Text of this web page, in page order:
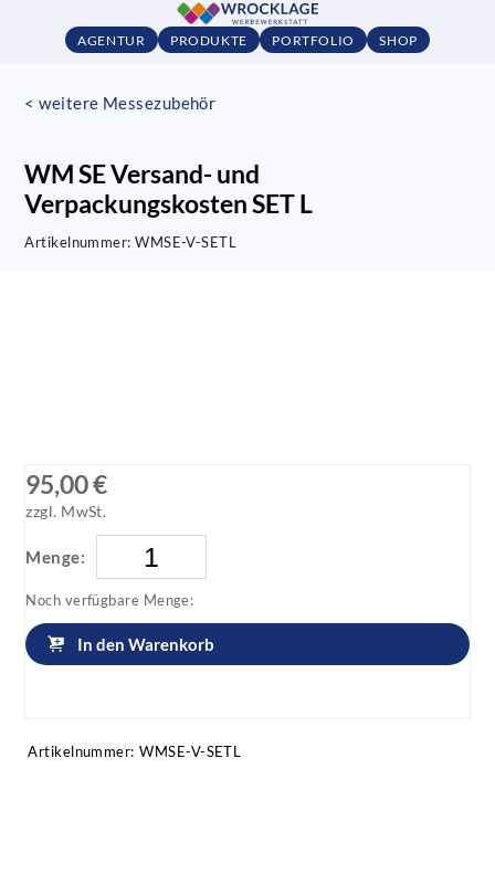
AGENTUR PRODUKTE PORTFOLIO SHOP
< weitere Messezubehör
WM SE Versand- und
Verpackungskosten SET L
Artikelnummer:WMSE-V-SETL
95,00 €
zzgl. MwSt.
Menge:
Noch verfügbare Menge:
In den Warenkorb
Artikelnummer: WMSE-V-SETL